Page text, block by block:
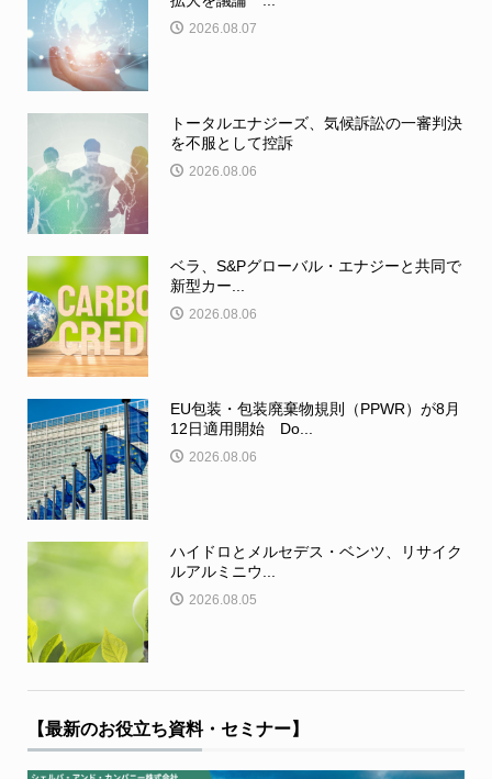
2026.08.07
トータルエナジーズ、気候訴訟の一審判決
を不服として控訴
2026.08.06
ベラ、S&Pグローバル・エナジーと共同で
新型カー...
2026.08.06
EU包装・包装廃棄物規則（PPWR）が8月
12日適用開始 Do...
2026.08.06
ハイドロとメルセデス・ベンツ、リサイク
ルアルミニウ...
2026.08.05
【最新のお役立ち資料・セミナー】